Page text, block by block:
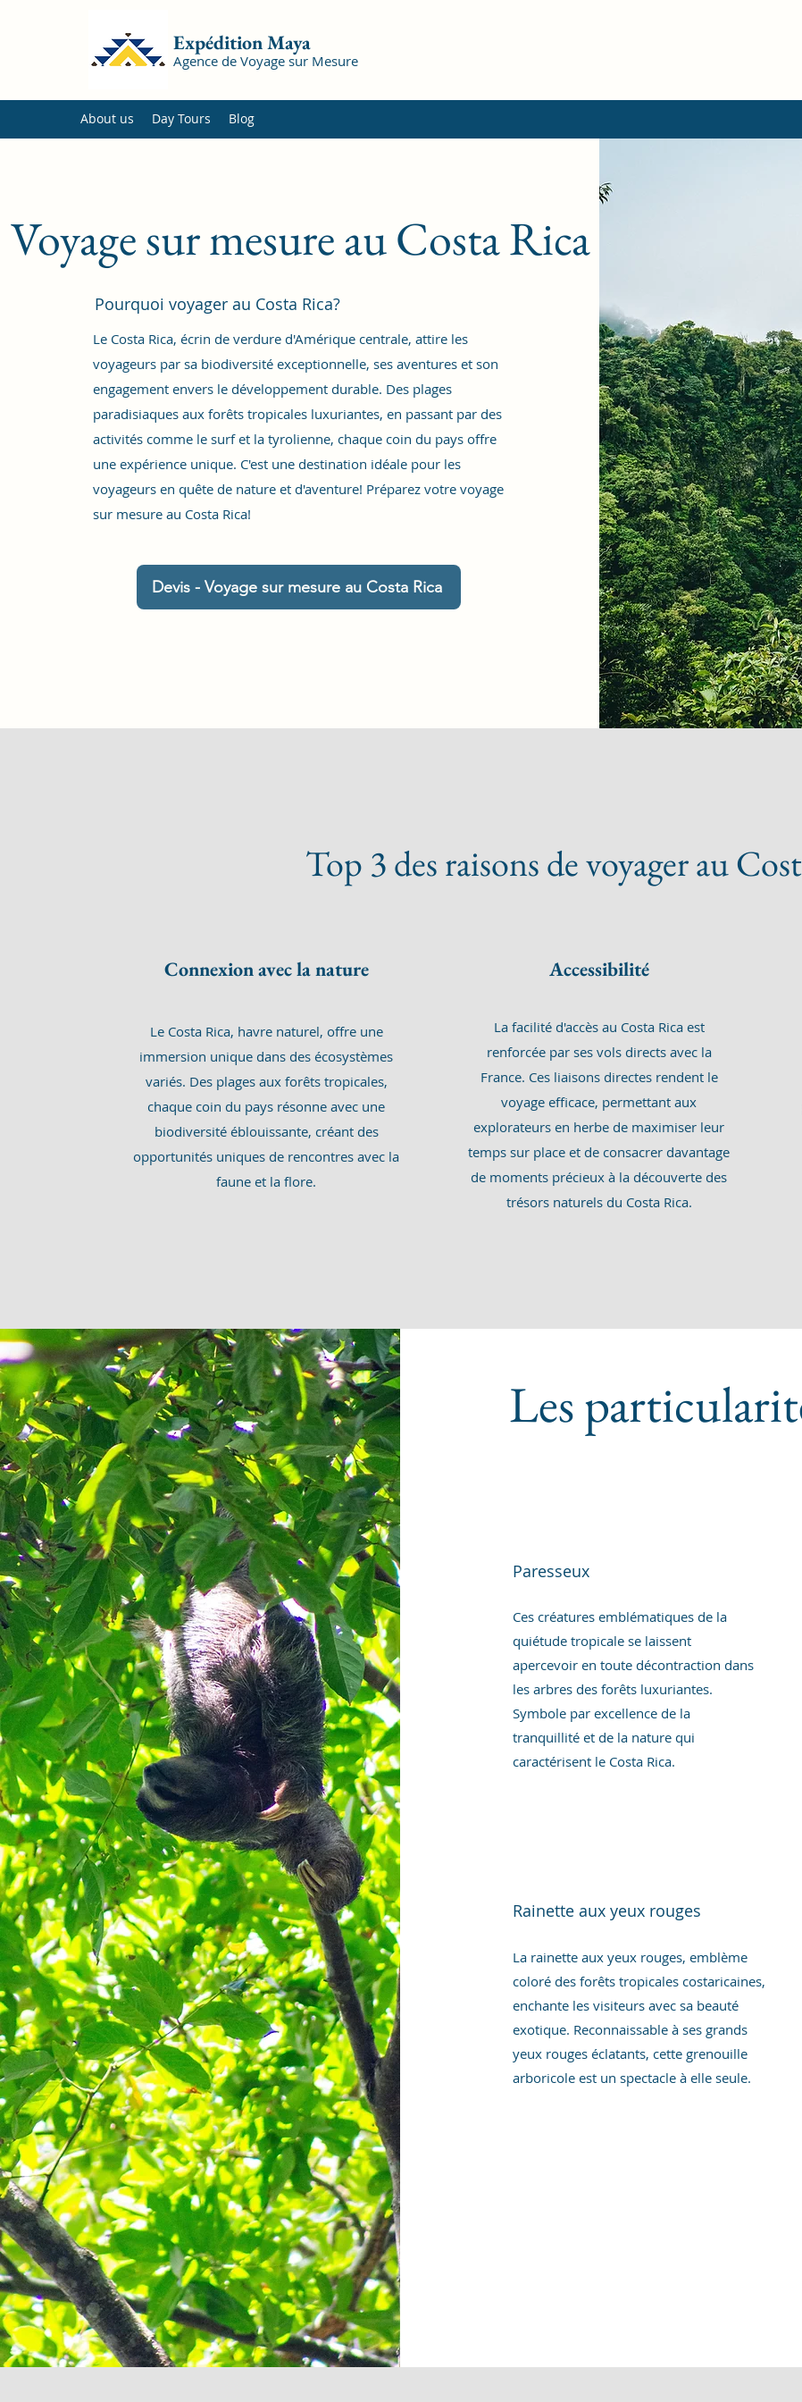
Expédition Maya
Agence de Voyage sur Mesure
About us Day Tours Blog
Voyage sur mesure au Costa Rica
Pourquoi voyager au Costa Rica?
Le Costa Rica, écrin de verdure d'Amérique centrale, attire les
voyageurs par sa biodiversité exceptionnelle, ses aventures et son
engagement envers le développement durable. Des plages
paradisiaques aux forêts tropicales luxuriantes, en passant par des
activités comme le surf et la tyrolienne, chaque coin du pays offre
une expérience unique. C'est une destination idéale pour les
voyageurs en quête de nature et d'aventure! Préparez votre voyage
sur mesure au Costa Rica!
Devis - Voyage sur mesure au Costa Rica
Top 3 des raisons de voyager au
Connexion avec la nature
Le Costa Rica, havre naturel, offre une
immersion unique dans des écosystèmes
variés. Des plages aux forêts tropicales,
chaque coin du pays résonne avec une
biodiversité éblouissante, créant des
opportunités uniques de rencontres avec la
faune et la flore.
Accessibilité
La facilité d'accès au Costa Rica est
renforcée par ses vols directs avec la
France. Ces liaisons directes rendent le
voyage efficace, permettant aux
explorateurs en herbe de maximiser leur
temps sur place et de consacrer davantage
de moments précieux à la découverte des
trésors naturels du Costa Rica.
Les
Paresseux
Ces créatures emblématiques de la
quiétude tropicale se laissent
apercevoir en toute décontraction dans
les arbres des forêts luxuriantes.
Symbole par excellence de la
tranquillité et de la nature qui
caractérisent le Costa Rica.
Rainette aux yeux rouges
La rainette aux yeux rouges, emblème
coloré des forêts tropicales costaricaines,
enchante les visiteurs avec sa beauté
exotique. Reconnaissable à ses grands
yeux rouges éclatants, cette grenouille
arboricole est un spectacle à elle seule.